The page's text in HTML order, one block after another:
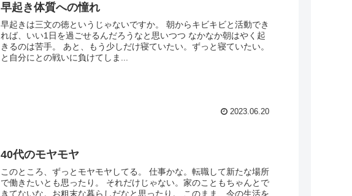
早起き体質への憧れ
早起きは三文の徳というじゃないですか。 朝からキビキビと活動でき
れば、いい1日を過ごせるんだろうなと思いつつ なかなか朝はやく起
きるのは苦手。 あと、もう少しだけ寝ていたい。ずっと寝ていたい。
と自分にとの戦いに負けてしま...
2023.06.20
40代のモヤモヤ
このところ、ずっとモヤモヤしてる。 仕事かな。転職して新たな場所
で働きたいとも思ったり。 それだけじゃない。家のこともちゃんとで
きてないな。お粗末な暮らしだなと思ったり。 このまま、今の生活を